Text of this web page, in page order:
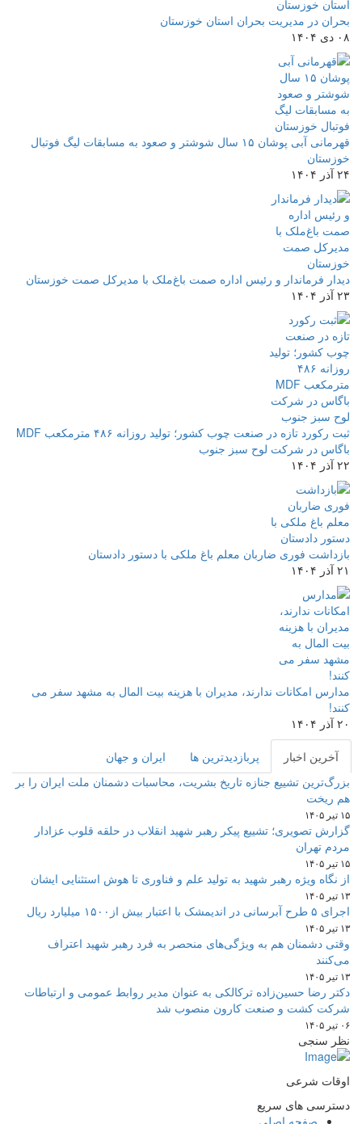
بحران در مدیریت بحران استان خوزستان
۰۸ دی ۱۴۰۴
قهرمانی آبی پوشان ۱۵ سال شوشتر و صعود به مسابقات لیگ فوتبال
خوزستان
۲۴ آذر ۱۴۰۴
دیدار فرماندار و رئیس اداره صمت باغ‌ملک با مدیرکل صمت خوزستان
۲۳ آذر ۱۴۰۴
ثبت رکورد تازه در صنعت چوب کشور؛ تولید روزانه ۴۸۶ مترمکعب MDF
باگاس در شرکت لوح سبز جنوب
۲۲ آذر ۱۴۰۴
بازداشت فوری ضاربان معلم باغ ملکی با دستور دادستان
۲۱ آذر ۱۴۰۴
مدارس امکانات ندارند، مدیران با هزینه بیت المال به مشهد سفر می
کنند!
۲۰ آذر ۱۴۰۴
آخرین اخبار پربازدیدترین ها
ایران و جهان
بزرگ‌ترین تشییع جنازه تاریخ بشریت، محاسبات دشمنان ملت ایران را بر
هم ریخت
۱۵ تیر ۱۴۰۵
گزارش تصویری؛ تشییع پیکر رهبر شهید انقلاب در حلقه قلوب عزادار
مردم تهران
۱۵ تیر ۱۴۰۵
از نگاه ویژه رهبر شهید به تولید علم و فناوری تا هوش استثنایی ایشان
۱۳ تیر ۱۴۰۵
اجرای ۵ طرح آبرسانی در اندیمشک با اعتبار بیش از۱۵۰۰ میلیارد ریال
۱۳ تیر ۱۴۰۵
وقتی دشمنان هم به ویژگی‌های منحصر به فرد رهبر شهید اعتراف
می‌کنند
۱۳ تیر ۱۴۰۵
دکتر رضا حسین‌زاده ترکالکی به عنوان مدیر روابط عمومی و ارتباطات
شرکت کشت و صنعت کارون منصوب شد
۰۶ تیر ۱۴۰۵
نظر سنجی
اوقات شرعی
دسترسی های سریع
صفحه اصلی